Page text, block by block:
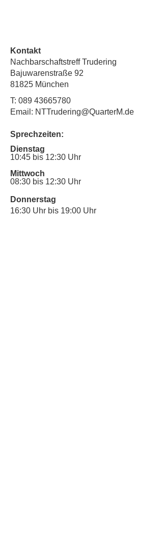
Kontakt
Nachbarschaftstreff Trudering
Bajuwarenstraße 92
81825 München
T: 089 43665780
Email: NTTrudering@QuarterM.de
Sprechzeiten:
Dienstag
10:45 bis 12:30 Uhr
Mittwoch
08:30 bis 12:30 Uhr
Donnerstag
16:30 Uhr bis 19:00 Uhr